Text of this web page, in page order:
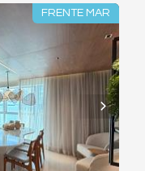
FRENTE MAR